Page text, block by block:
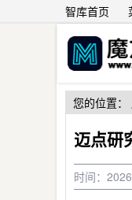
智库首页
您的位置：
迈点研
时间：